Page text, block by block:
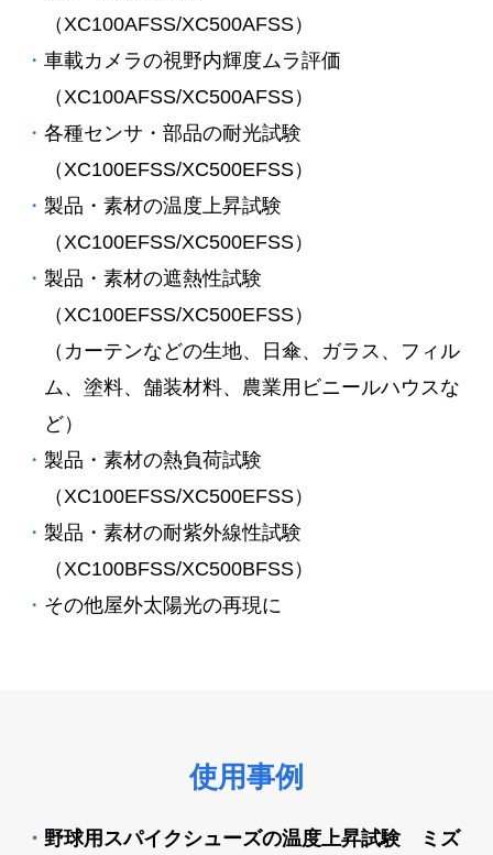
（XC100AFSS/XC500AFSS）
車載カメラの視野内輝度ムラ評価
（XC100AFSS/XC500AFSS）
各種センサ・部品の耐光試験
（XC100EFSS/XC500EFSS）
製品・素材の温度上昇試験
（XC100EFSS/XC500EFSS）
製品・素材の遮熱性試験
（XC100EFSS/XC500EFSS）
（カーテンなどの生地、日傘、ガラス、フィル
ム、塗料、舗装材料、農業用ビニールハウスな
ど）
製品・素材の熱負荷試験
（XC100EFSS/XC500EFSS）
製品・素材の耐紫外線性試験
（XC100BFSS/XC500BFSS）
その他屋外太陽光の再現に
使用事例
野球用スパイクシューズの温度上昇試験 ミズ